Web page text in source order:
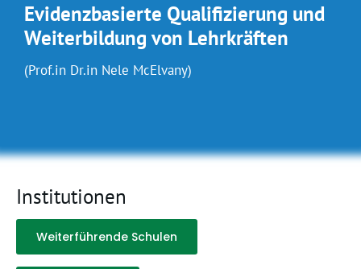
Evidenzbasierte Qualifizierung und
Weiterbildung von Lehrkräften
(Prof.in Dr.in Nele McElvany)
Institutionen
Weiterführende Schulen